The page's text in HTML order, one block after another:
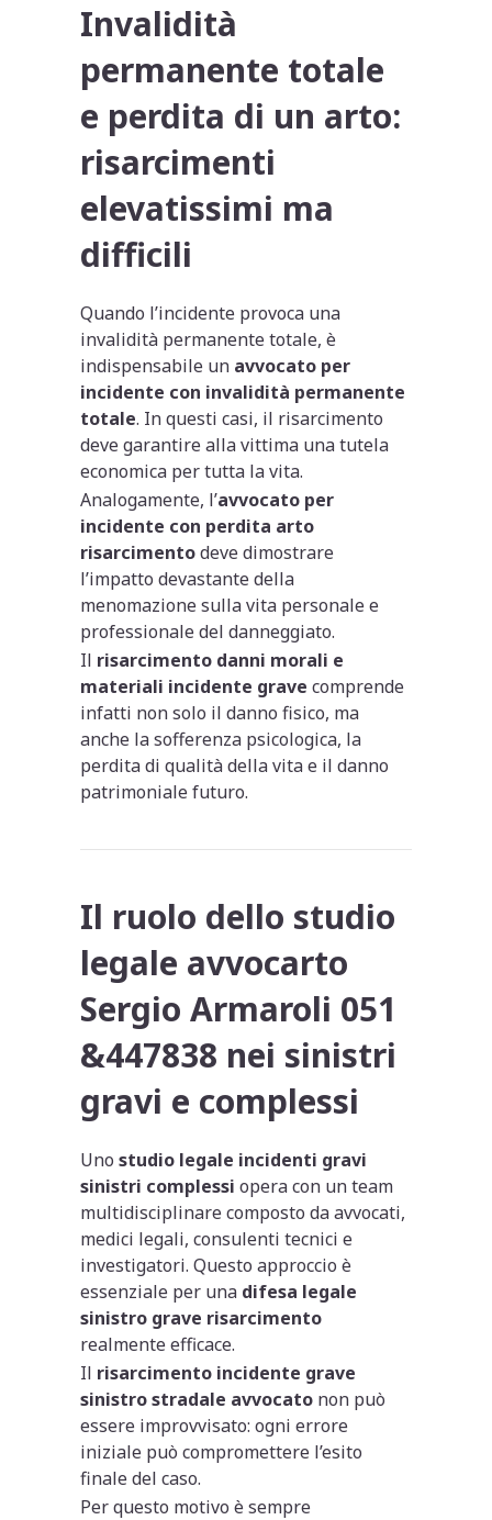
Invalidità
permanente totale
e perdita di un arto:
risarcimenti
elevatissimi ma
difficili
Quando l’incidente provoca una
invalidità permanente totale, è
indispensabile un avvocato per
incidente con invalidità permanente
totale. In questi casi, il risarcimento
deve garantire alla vittima una tutela
economica per tutta la vita.
Analogamente, l’avvocato per
incidente con perdita arto
risarcimentodeve dimostrare
l’impatto devastante della
menomazione sulla vita personale e
professionale del danneggiato.
Il risarcimento danni morali e
materiali incidente grave comprende
infatti non solo il danno fisico, ma
anche la sofferenza psicologica, la
perdita di qualità della vita e il danno
patrimoniale futuro.
Il ruolo dello studio
legale avvocarto
Sergio Armaroli 051
&447838 nei sinistri
gravi e complessi
Unostudio legale incidenti gravi
sinistri complessi opera con un team
multidisciplinare composto da avvocati,
medici legali, consulenti tecnici e
investigatori. Questo approccio è
essenziale per una difesa legale
sinistro grave risarcimento
realmente efficace.
Il risarcimento incidente grave
sinistro stradale avvocato non può
essere improvvisato: ogni errore
iniziale può compromettere l’esito
finale del caso.
Per questo motivo è sempre